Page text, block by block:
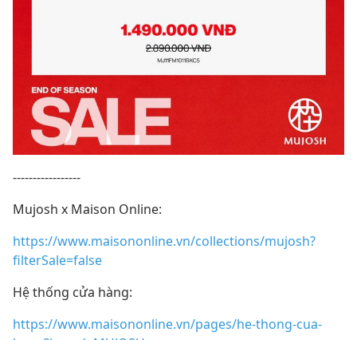
-----------------​
Mujosh x Maison Online:
https://www.maisononline.vn/collections/mujosh?
filterSale=false
Hệ thống cửa hàng:
https://www.maisononline.vn/pages/he-thong-cua-